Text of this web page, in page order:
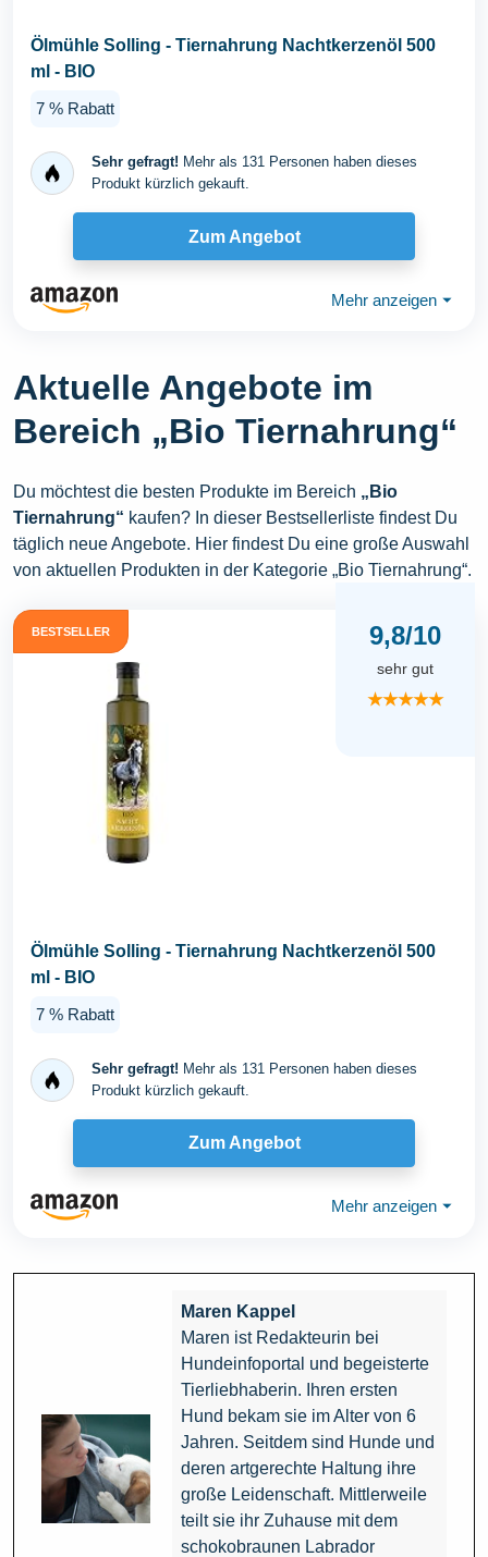
Ölmühle Solling - Tiernahrung Nachtkerzenöl 500
ml - BIO
7 % Rabatt
Sehr gefragt! Mehr als 131 Personen haben dieses
Produkt kürzlich gekauft.
Zum Angebot
Mehr anzeigen ⏷
Aktuelle Angebote im
Bereich „Bio Tiernahrung“
Du möchtest die besten Produkte im Bereich „Bio
Tiernahrung“ kaufen? In dieser Bestsellerliste findest Du
täglich neue Angebote. Hier findest Du eine große Auswahl
von aktuellen Produkten in der Kategorie „Bio Tiernahrung“.
BESTSELLER 9,8/10
sehr gut
★★★★★
Ölmühle Solling - Tiernahrung Nachtkerzenöl 500
ml - BIO
7 % Rabatt
Sehr gefragt! Mehr als 131 Personen haben dieses
Produkt kürzlich gekauft.
Zum Angebot
Mehr anzeigen ⏷
Maren Kappel
Maren ist Redakteurin bei
Hundeinfoportal und begeisterte
Tierliebhaberin. Ihren ersten
Hund bekam sie im Alter von 6
Jahren. Seitdem sind Hunde und
deren artgerechte Haltung ihre
große Leidenschaft. Mittlerweile
teilt sie ihr Zuhause mit dem
schokobraunen Labrador